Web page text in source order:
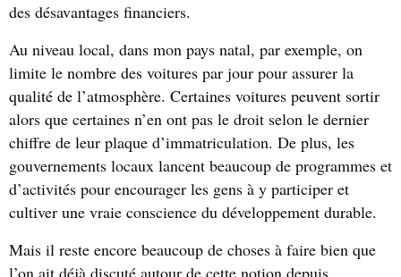
des désavantages financiers.
Au niveau local, dans mon pays natal, par exemple, on
limite le nombre des voitures par jour pour assurer la
qualité de l’atmosphère. Certaines voitures peuvent sortir
alors que certaines n’en ont pas le droit selon le dernier
chiffre de leur plaque d’immatriculation. De plus, les
gouvernements locaux lancent beaucoup de programmes et
d’activités pour encourager les gens à y participer et
cultiver une vraie conscience du développement durable.
Mais il reste encore beaucoup de choses à faire bien que
l’on ait déjà discuté autour de cette notion depuis